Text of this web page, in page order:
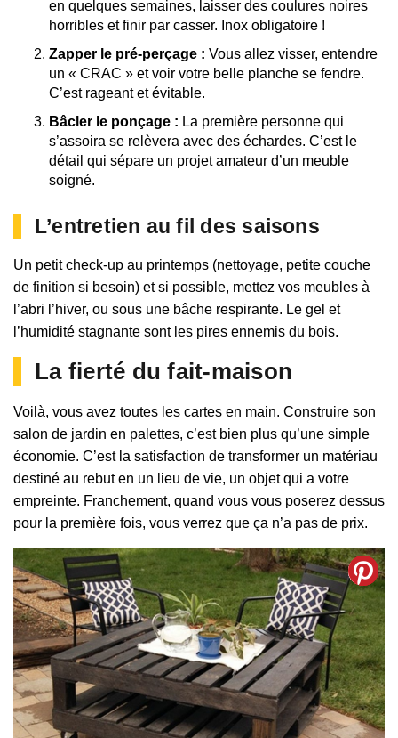
en quelques semaines, laisser des coulures noires
horribles et finir par casser. Inox obligatoire !
Zapper le pré-perçage : Vous allez visser, entendre
un « CRAC » et voir votre belle planche se fendre.
C’est rageant et évitable.
Bâcler le ponçage : La première personne qui
s’assoira se relèvera avec des échardes. C’est le
détail qui sépare un projet amateur d’un meuble
soigné.
L’entretien au fil des saisons
Un petit check-up au printemps (nettoyage, petite couche
de finition si besoin) et si possible, mettez vos meubles à
l’abri l’hiver, ou sous une bâche respirante. Le gel et
l’humidité stagnante sont les pires ennemis du bois.
La fierté du fait-maison
Voilà, vous avez toutes les cartes en main. Construire son
salon de jardin en palettes, c’est bien plus qu’une simple
économie. C’est la satisfaction de transformer un matériau
destiné au rebut en un lieu de vie, un objet qui a votre
empreinte. Franchement, quand vous vous poserez dessus
pour la première fois, vous verrez que ça n’a pas de prix.